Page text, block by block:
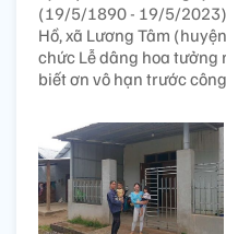
(19/5/1890 - 19/5/
Hồ, xã Lương Tâm
chức Lễ dâng hoa tưởng
biết ơn vô hạn trước